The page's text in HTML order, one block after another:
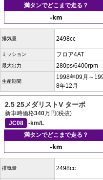
満タンでどこまで走る？
-km
排気量 2498cc
ミッション フロア4AT
最大出力 280ps/6400rpm
生産期間
1998年09月～
8年12月
2.5 25メダリストV ターボ
新車時価格340万円(税抜)
JC08
-km/L
満タンでどこまで走る？
-km
排気量 2498cc